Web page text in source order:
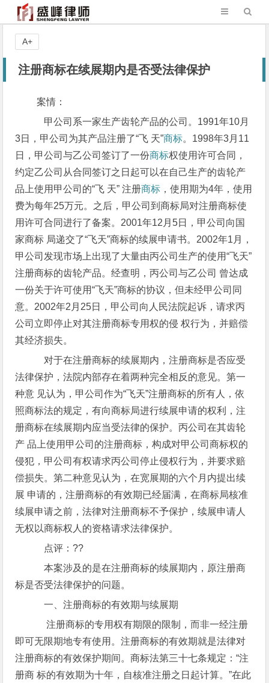
注册商标在续展期内是否受法律保护
案情：
甲公司系一家生产齿轮产品的公司。1991年10月
3日，甲公司为其产品注册了“飞 天”商标。1998年3月11
日，甲公司与乙公司签订了一份商标权使用许可合同，
约定乙公司从合同签订之日起可以在自己生产的齿轮产
品上使用甲公司的“飞 天” 注册商标 ，使用期为4年，使用
费为每年25万元。之后，甲公司到商标局对注册商标使
用许可合同进行了备案。2001年12月5日，甲公司向国
家商标 局递交了“飞天”商标的续展申请书。2002年1月，
甲公司发现市场上出现了大量由丙公司生产的使用“飞天”
注册商标的齿轮产品。经查明，丙公司与乙公司 曾达成
一份关于许可使用“飞天”商标的协议，但未经甲公司同
意。2002年2月25日，甲公司向人民法院起诉，请求丙
公司立即停止对其注册商标专用权的侵 权行为，并赔偿
其经济损失。
对于在注册商标的续展期内，注册商标是否应受
法律保护，法院内部存在着两种完全相反的意见。第一
种意 见认为，甲公司作为“飞天”注册商标的所有人，依
照商标法的规定，有向商标局进行续展申请的权利，注
册商标在续展期内应当受法律的保护。丙公司在其齿轮
产 品上使用甲公司的注册商标，构成对甲公司商标权的
侵犯，甲公司有权请求丙公司停止侵权行为，并要求赔
偿损失。第二种意见认为，在宽展期的六个月内提出续
展 申请的，注册商标的有效期已经届满，在商标局核准
续展申请之前，法律对注册商标不予保护，续展申请人
无权以商标权人的资格请求法律保护。
点评：??
本案涉及的是在注册商标的续展期内，原注册商
标是否受法律保护的问题。
一、注册商标的有效期与续展期
注册商标的专用权有期限的限制，而非一经注册
即可无限期地专有使用。注册商标的有效期就是法律对
注册商标的有效保护期间。商标法第三十七条规定：“注
册商 标的有效期为十年，自核准注册之日起计算。”在此
A+